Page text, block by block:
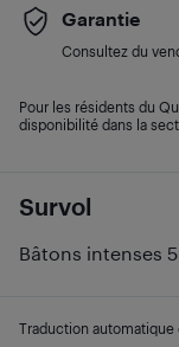
Survol
Bâtons intenses
Traduction automatique
Garantie
Consultez du
Pour les résidents du
disponibilité dans la